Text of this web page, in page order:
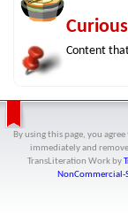
Content
By using this page, you
immediately and
TransLiteration Workby
NonCommercial-